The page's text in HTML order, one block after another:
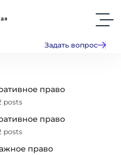
Задать вопрос
право
posts
право
posts
право